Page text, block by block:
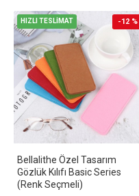
HIZLI TESLİMAT -12 %
Bellalithe Özel Tasarım
Gözlük Kılıfı Basic Series
(Renk Seçmeli)